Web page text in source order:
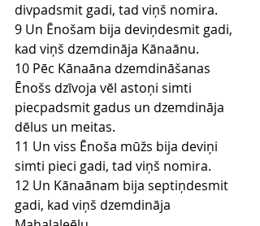
divpadsmit gadi, tad viņš nomira.
9 Un Ēnošam bija deviņdesmit gadi,
kad viņš dzemdināja Kānaānu.
10 Pēc Kānaāna dzemdināšanas
Ēnošs dzīvoja vēl astoņi simti
piecpadsmit gadus un dzemdināja
dēlus un meitas.
11 Un viss Ēnoša mūžs bija deviņi
simti pieci gadi, tad viņš nomira.
12 Un Kānaānam bija septiņdesmit
gadi, kad viņš dzemdināja